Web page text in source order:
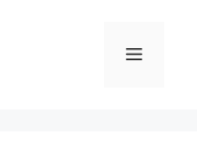
Menu